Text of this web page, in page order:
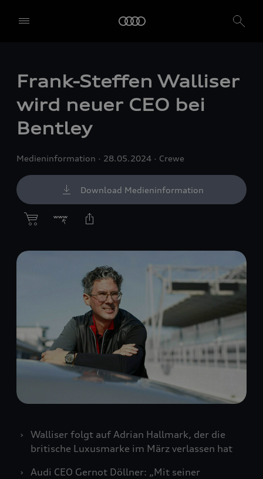
Frank-Steffen Walliser
wird neuer CEO bei
Bentley
Medieninformation 28.05.2024 Crewe
Download Medieninformation
Walliser folgt auf Adrian Hallmark, der die
britische Luxusmarke im März verlassen hat
Audi CEO Gernot Döllner: „Mit seiner